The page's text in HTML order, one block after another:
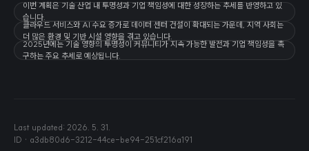
이번 계획은 기술 산업 내 투명성과 기업 책임성에 대한 성장하는 추세를 반영하고 있
습니다.
클라우드 서비스와 AI 수요 증가로 데이터 센터 건설이 확대되는 가운데, 지역 사회는
더 많은 환경 및 기반 시설 영향을 겪고 있습니다.
2025년에는 기술 영향의 투명성이 커뮤니티가 지속 가능한 발전과 기업 책임성을 촉
구하는 주요 추세로 예상됩니다.
Last updated: 2026. 5. 31.
ID · a3db80d6-3212-44ce-be94-251cf216a191